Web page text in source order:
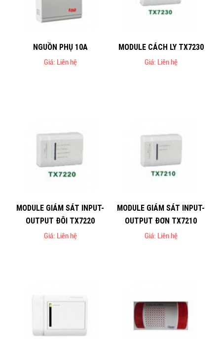
NGUỒN PHỤ 10A
Giá: Liên hệ
MODULE CÁCH LY TX7230
Giá: Liên hệ
MODULE GIÁM SÁT INPUT-
OUTPUT ĐÔI TX7220
Giá: Liên hệ
MODULE GIÁM SÁT INPUT-
OUTPUT ĐƠN TX7210
Giá: Liên hệ